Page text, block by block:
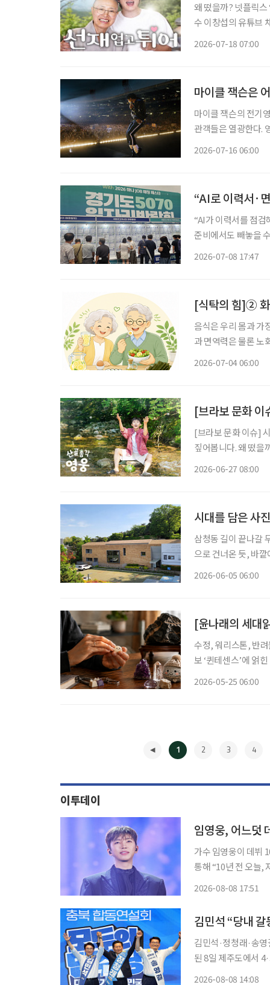
왜 떴을까? 넷플릭스
수 이창섭의 유튜브 채널
2026-07-18 07:00
마이클 잭슨은
마이클 잭슨의 전기
관객들은 열광한다.
2026-07-16 06:00
“AI로 이력서·
“AI가 이력서를 점
준비에서도 빼놓을 수 없는 도구가 됐다. 8일 경
2026-07-08 17:47
[식탁의 힘]② 화
음식은 우리 몸과 가
과 면역력은 물론 노
2026-07-04 06:00
[브라보 문화 이
[브라보 문화 이슈]
짚어봅니다. 왜 떴을까? 가수 임영웅이 산골 생활에 나섰다. 지난 23일 첫 방송된 SBS 예능
2026-06-27 08:00
시대를 담은 사
삼청동 길이 끝나갈
으로 건너온 듯, 바
2026-06-05 06:00
[윤나래의 세대
수정, 워리스톤, 반
보 ‘퀸테센스’에 얽
2026-05-25 06:00
1 2 3 4
이투데이
임영웅, 어느덧
가수 임영웅이 데뷔 10주년을
통해 “10년 전 오늘,
2026-08-08 17:51
김민석 “당내
김민석·정청래·송
된 8일 제주도에서 4·3 정신을
2026-08-08 14:08